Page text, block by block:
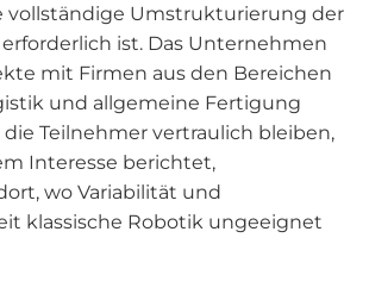
vollständige Umstrukturierung der
ist. Das Unternehmen
mit Firmen aus den Bereichen
und allgemeine Fertigung
Teilnehmer vertraulich bleiben,
Interesse berichtet,
wo Variabilität und
klassische Robotik ungeeignet